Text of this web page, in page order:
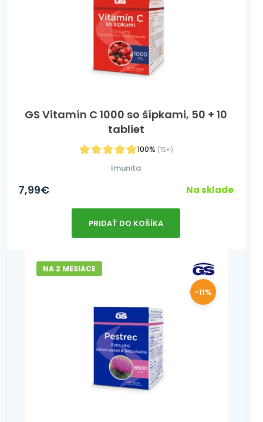
GS Vitamín C 1000 so šípkami, 50 + 10
tabliet
100% (15×)
Imunita
7,99€ Na sklade
PRIDAŤ DO KOŠÍKA
NA 2 MESIACE
-11%